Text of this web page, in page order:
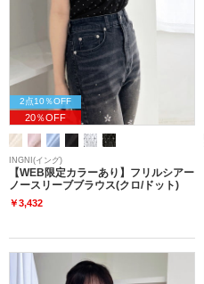
2点10％OFF
20％OFF
INGNI(イング)
【WEB限定カラーあり】フリルシアー
ノースリーブブラウス(クロ/ドット)
￥3,432